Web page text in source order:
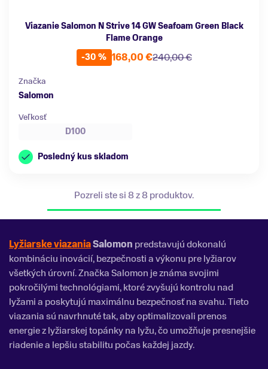
Viazanie Salomon N Strive 14 GW Seafoam Green Black
Flame Orange
-30 %
240,00 €
168,00 €
Značka
Salomon
Veľkosť
D100
Posledný kus skladom
Pozreli ste si 8 z 8 produktov.
Lyžiarske viazaniaSalomon predstavujú dokonalú
kombináciu inovácií, bezpečnosti a výkonu pre lyžiarov
všetkých úrovní. Značka Salomon je známa svojimi
pokročilými technológiami, ktoré zvyšujú kontrolu nad
lyžami a poskytujú maximálnu bezpečnosť na svahu. Tieto
viazania sú navrhnuté tak, aby optimalizovali prenos
energie z lyžiarskej topánky na lyžu, čo umožňuje presnejšie
riadenie a lepšiu stabilitu počas každej jazdy.